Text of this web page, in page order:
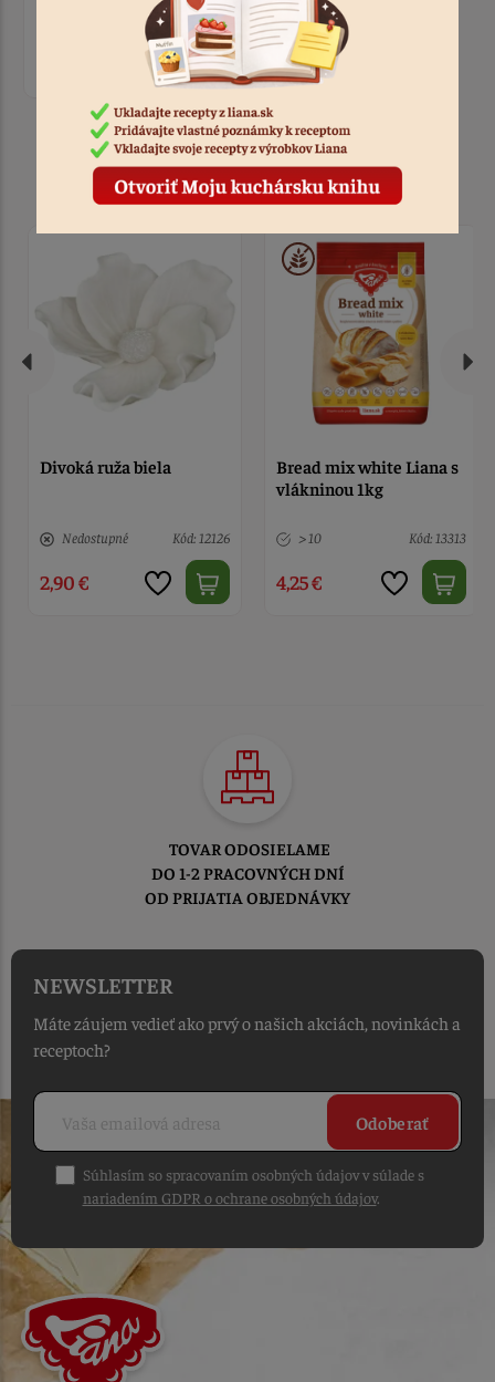
kôprovým dressingom
Produkty k receptu
Divoká ruža biela
Nedostupné Kód: 12126
2,90 €
Bread mix white Liana s
vlákninou 1kg
> 10 Kód: 13313
4,25 €
TOVAR ODOSIELAME
DO 1-2 PRACOVNÝCH DNÍ
OD PRIJATIA OBJEDNÁVKY
NEWSLETTER
Máte záujem vedieť ako prvý o našich akciách, novinkách a
receptoch?
Odoberať
Súhlasím so spracovaním osobných údajov v súlade s
nariadením GDPR o ochrane osobných údajov.